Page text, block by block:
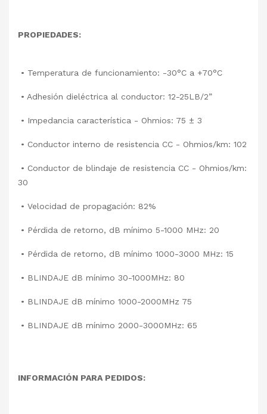
PROPIEDADES:
• Temperatura de funcionamiento: -30°C a +70°C
• Adhesión dieléctrica al conductor: 12-25LB/2”
• Impedancia característica - Ohmios: 75 ± 3
• Conductor interno de resistencia CC - Ohmios/km: 102
• Conductor de blindaje de resistencia CC - Ohmios/km:
30
• Velocidad de propagación: 82%
• Pérdida de retorno, dB mínimo 5-1000 MHz: 20
• Pérdida de retorno, dB mínimo 1000-3000 MHz: 15
• BLINDAJE dB mínimo 30-1000MHz: 80
• BLINDAJE dB mínimo 1000-2000MHz 75
• BLINDAJE dB mínimo 2000-3000MHz: 65
INFORMACIÓN PARA PEDIDOS: